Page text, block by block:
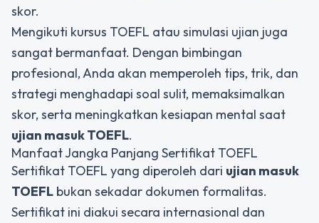
skor.
Mengikuti kursus TOEFL atau simulasi ujian juga
sangat bermanfaat. Dengan bimbingan
profesional, Anda akan memperoleh tips, trik, dan
strategi menghadapi soal sulit, memaksimalkan
skor, serta meningkatkan kesiapan mental saat
ujian masuk TOEFL.
Manfaat Jangka Panjang Sertifikat TOEFL
Sertifikat TOEFL yang diperoleh dari ujian masuk
TOEFL bukan sekadar dokumen formalitas.
Sertifikat ini diakui secara internasional dan